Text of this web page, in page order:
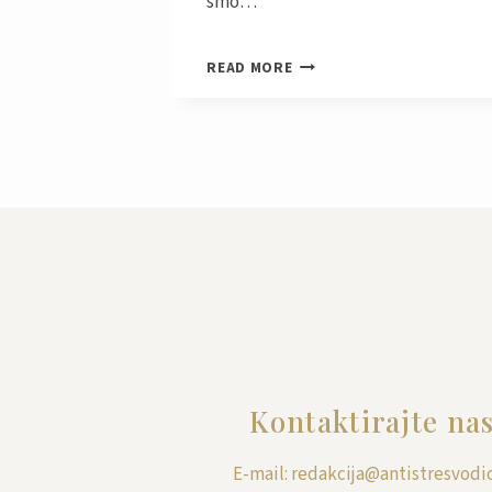
READ MOREELIKSIRI
Kontaktirajte nas
E-mail: